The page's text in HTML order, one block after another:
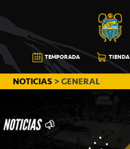
a
la
navegación
principal
al
contenido
principal
a
la
barra
lateral
principal
CB
CANARIAS
TEMPORADA TIENDA
NOTICIAS > GENERAL